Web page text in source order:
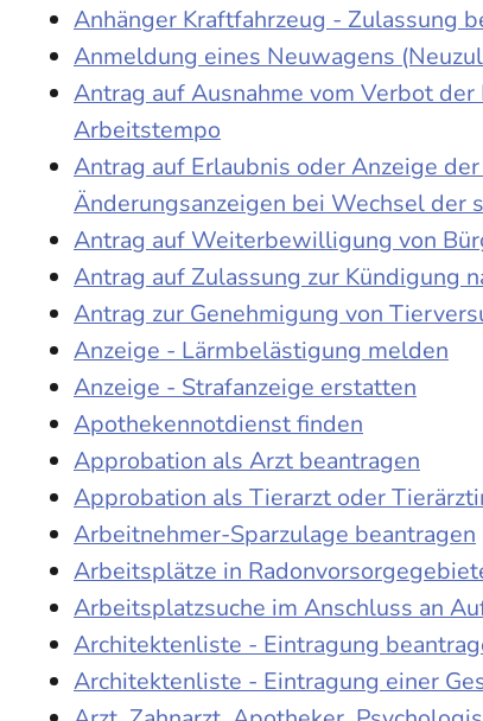
Anhänger Kraftfahrzeug - Zulassung
Anmeldung eines Neuwagens
Antrag auf Ausnahme vom Verbot
Arbeitstempo
Antrag auf Erlaubnis oder Anzeige
Änderungsanzeigen bei Wechsel der
Antrag auf Weiterbewilligung von
Antrag auf Zulassung zur Kündigung
Antrag zur Genehmigung von
Anzeige - Lärmbelästigung melden
Anzeige - Strafanzeige erstatten
Apothekennotdienst finden
Approbation als Arzt beantragen
Approbation als Tierarzt oder
Arbeitnehmer-Sparzulage beantragen
Arbeitsplätze in
Arbeitsplatzsuche im Anschluss an
Architektenliste - Eintragung
Architektenliste - Eintragung einer